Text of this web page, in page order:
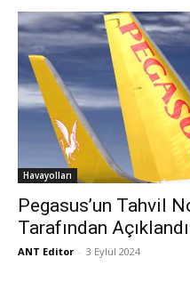
Havayolları
Pegasus’un Tahvil
Tarafından Açıklandı
ANT Editor - 3 Eylül 2024